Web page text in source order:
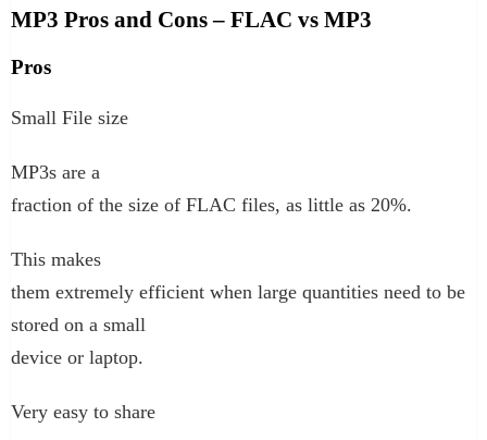
MP3 Pros and Cons – FLAC vs MP3
Pros
Small File size
MP3s are a
fraction of the size of FLAC files, as little as 20%.
This makes
them extremely efficient when large quantities need to be
stored on a small
device or laptop.
Very easy to share